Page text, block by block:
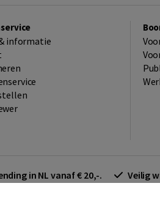
informatie
in NL vanaf € 20,-. Veilig